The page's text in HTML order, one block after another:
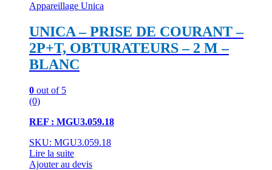
Appareillage Unica
UNICA – PRISE DE COURANT –
2P+T, OBTURATEURS – 2 M –
BLANC
0 out of 5
(0)
REF : MGU3.059.18
SKU: MGU3.059.18
Lire la suite
Ajouter au devis